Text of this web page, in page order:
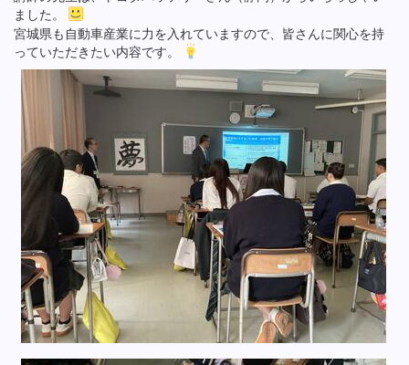
ました。
宮城県も自動車産業に力を入れていますので、皆さんに関心を持
っていただきたい内容です。